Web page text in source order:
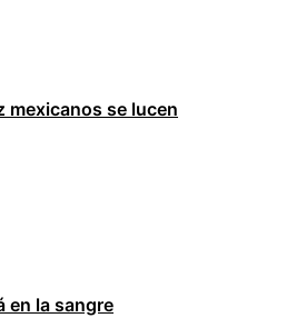
mexicanos se lucen
en la sangre